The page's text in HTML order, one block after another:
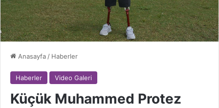
Anasayfa/ Haberler
Haberler Video Galeri
Küçük Muhammed Protez